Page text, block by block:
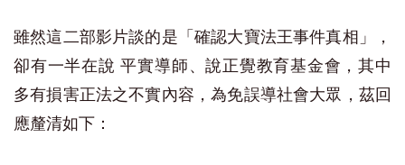
雖然這二部影片談的是「確認大寶法王事件真相」，
卻有一半在說 平實導師、說正覺教育基金會，其中
多有損害正法之不實內容，為免誤導社會大眾，茲回
應釐清如下：